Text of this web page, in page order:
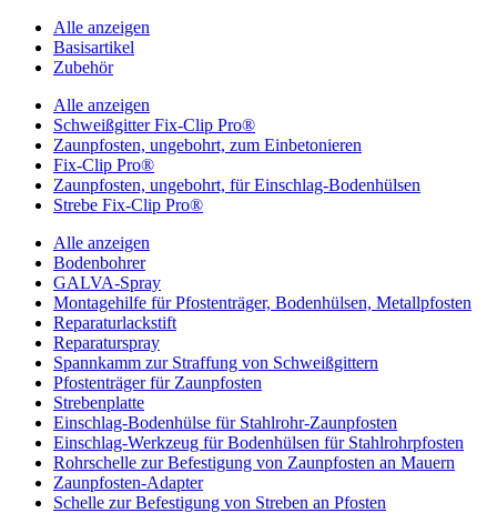
Alle anzeigen
Basisartikel
Zubehör
Alle anzeigen
Schweißgitter Fix-Clip Pro®
Zaunpfosten, ungebohrt, zum Einbetonieren
Fix-Clip Pro®
Zaunpfosten, ungebohrt, für Einschlag-Bodenhülsen
Strebe Fix-Clip Pro®
Alle anzeigen
Bodenbohrer
GALVA-Spray
Montagehilfe für Pfostenträger, Bodenhülsen, Metallpfosten
Reparaturlackstift
Reparaturspray
Spannkamm zur Straffung von Schweißgittern
Pfostenträger für Zaunpfosten
Strebenplatte
Einschlag-Bodenhülse für Stahlrohr-Zaunpfosten
Einschlag-Werkzeug für Bodenhülsen für Stahlrohrpfosten
Rohrschelle zur Befestigung von Zaunpfosten an Mauern
Zaunpfosten-Adapter
Schelle zur Befestigung von Streben an Pfosten